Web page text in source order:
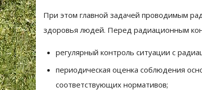
При этом главной задачей проводимым
здоровья людей. Перед радиационным
регулярный контроль ситуации с
периодическая оценка соблюдения
соответствующих нормативов;